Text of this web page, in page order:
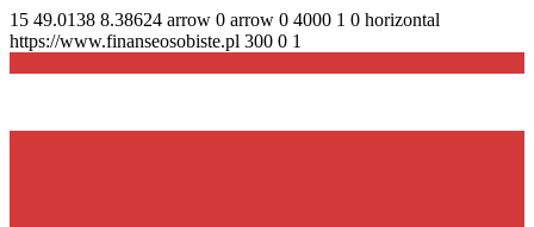
15 49.0138 8.38624 arrow 0 arrow 0 4000 1 0 horizontal
https://www.finanseosobiste.pl 300 0 1